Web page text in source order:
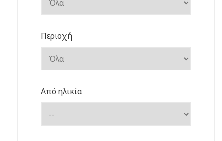
Περιοχή
Από ηλικία